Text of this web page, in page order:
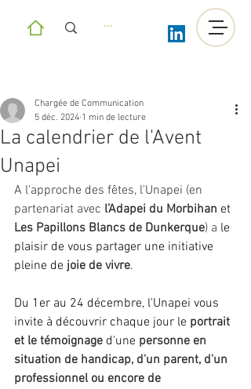
La calendrier de l'Avent
Unapei
Chargée de Communication
5 déc. 2024 1 min de lecture
A l'approche des fêtes, l'Unapei (en
partenariat avec l’Adapei du Morbihan et
Les Papillons Blancs de Dunkerque) a le
plaisir de vous partager une initiative
pleine de joie de vivre.
Du 1er au 24 décembre, l'Unapei vous
invite à découvrir chaque jour le portrait
et le témoignage d'une personne en
situation de handicap, d'un parent, d'un
professionnel ou encore de